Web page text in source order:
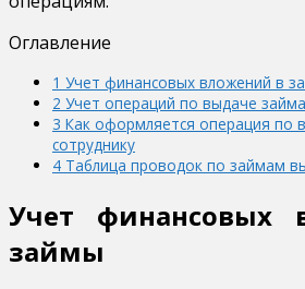
Оглавление
1 Учет финансовых вложений в
2 Учет операций по выдаче займа
3 Как оформляется операция по
сотруднику
4 Таблица проводок по займам
Учет финансовых
займы